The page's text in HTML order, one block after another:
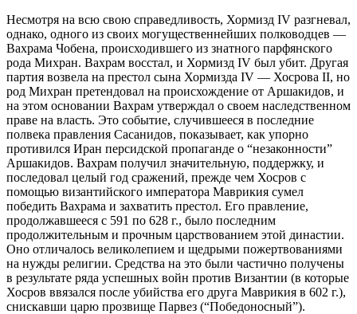
Несмотря на всю свою справедливость, Хормизд IV разгневал,
однако, одного из своих могущественнейших полководцев —
Вахрама Чобена, происходившего из знатного парфянского
рода Михран. Вахрам восстал, и Хормизд IV был убит. Другая
партия возвела на престол сына Хормизда IV — Хосрова II, но
род Михран претендовал на происхождение от Аршакидов, и
на этом основании Вахрам утверждал о своем наследственном
праве на власть. Это событие, случившееся в последние
полвека правления Сасанидов, показывает, как упорно
противился Иран персидской пропаганде о “незаконности”
Аршакидов. Вахрам получил значительную, поддержку, и
последовал целый год сражений, прежде чем Хосров с
помощью византийского императора Маврикия сумел
победить Вахрама и захватить престол. Его правление,
продолжавшееся с 591 по 628 г., было последним
продолжительным и прочным царствованием этой династии.
Оно отличалось великолепием и щедрыми пожертвованиями
на нужды религии. Средства на это были частично получены
в результате ряда успешных войн против Византии (в которые
Хосров ввязался после убийства его друга Маврикия в 602 г.),
снискавши царю прозвище Парвез (“Победоносный”).